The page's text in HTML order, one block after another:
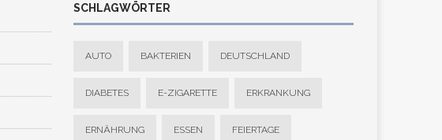
SCHLAGWÖRTER
AUTO BAKTERIEN DEUTSCHLAND
DIABETES E-ZIGARETTE ERKRANKUNG
ERNÄHRUNG ESSEN FEIERTAGE